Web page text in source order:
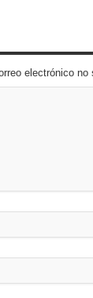
electrónico